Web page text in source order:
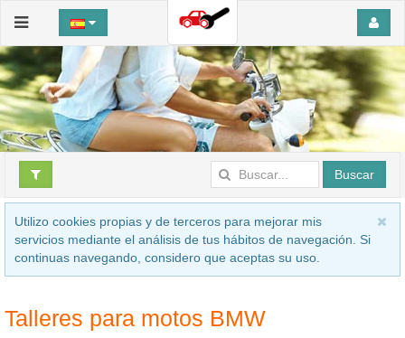
Buscar
Utilizo cookies propias y de terceros para mejorar mis
servicios mediante el análisis de tus hábitos de navegación. Si
continuas navegando, considero que aceptas su uso.
Talleres para motos BMW